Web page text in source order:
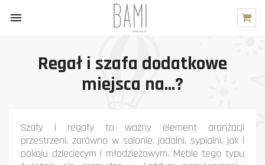

Regał i szafa dodatkowe
miejsca na...?
Szafy i regały to ważny element aranżacji
przestrzeni, zarówno w salonie, jadalni, sypialni, jak i
pokoju dziecięcym i młodzieżowym. Meble tego typu